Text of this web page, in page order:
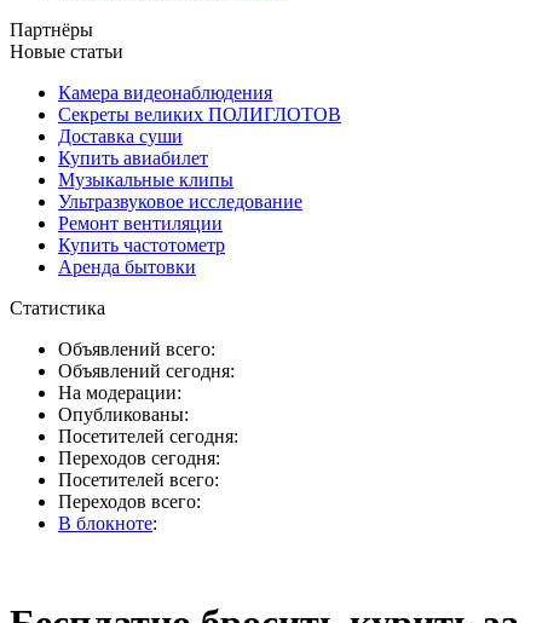
Партнёры
Новые статьи
Камера видеонаблюдения
Секреты великих ПОЛИГЛОТОВ
Доставка суши
Купить авиабилет
Музыкальные клипы
Ультразвуковое исследование
Ремонт вентиляции
Купить частотометр
Аренда бытовки
Статистика
Объявлений всего:
Объявлений сегодня:
На модерации:
Опубликованы:
Посетителей сегодня:
Переходов сегодня:
Посетителей всего:
Переходов всего:
В блокноте: